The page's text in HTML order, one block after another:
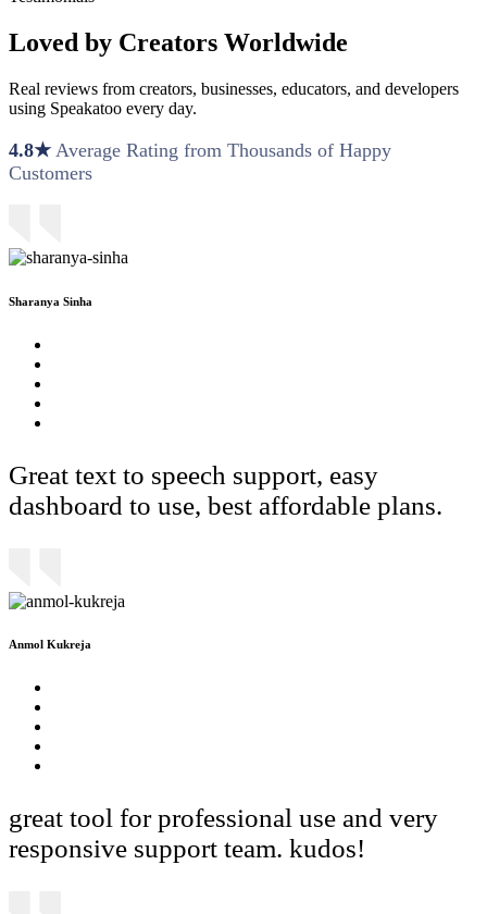
Loved by Creators Worldwide
Real reviews from creators, businesses, educators, and developers
using Speakatoo every day.
4.8★ Average Rating from Thousands of Happy
Customers
Sharanya Sinha
Great text to speech support, easy
dashboard to use, best affordable plans.
Anmol Kukreja
great tool for professional use and very
responsive support team. kudos!